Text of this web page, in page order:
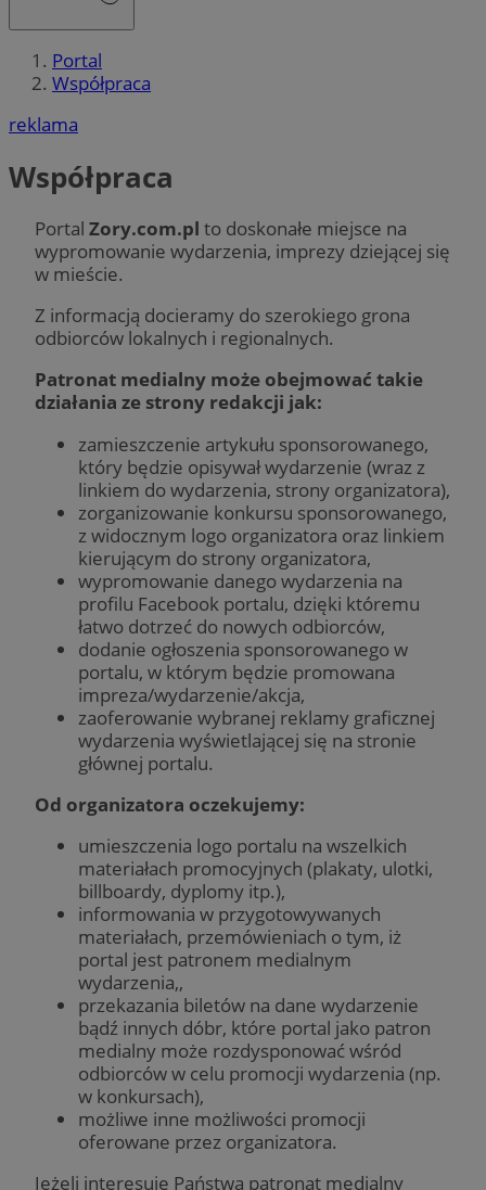
Portal
Współpraca
reklama
Współpraca
Portal Zory.com.pl to doskonałe miejsce na
wypromowanie wydarzenia, imprezy dziejącej się
w mieście.
Z informacją docieramy do szerokiego grona
odbiorców lokalnych i regionalnych.
Patronat medialny może obejmować takie
działania ze strony redakcji jak:
zamieszczenie artykułu sponsorowanego,
który będzie opisywał wydarzenie (wraz z
linkiem do wydarzenia, strony organizatora),
zorganizowanie konkursu sponsorowanego,
z widocznym logo organizatora oraz linkiem
kierującym do strony organizatora,
wypromowanie danego wydarzenia na
profilu Facebook portalu, dzięki któremu
łatwo dotrzeć do nowych odbiorców,
dodanie ogłoszenia sponsorowanego w
portalu, w którym będzie promowana
impreza/wydarzenie/akcja,
zaoferowanie wybranej reklamy graficznej
wydarzenia wyświetlającej się na stronie
głównej portalu.
Od organizatora oczekujemy:
umieszczenia logo portalu na wszelkich
materiałach promocyjnych (plakaty, ulotki,
billboardy, dyplomy itp.),
informowania w przygotowywanych
materiałach, przemówieniach o tym, iż
portal jest patronem medialnym
wydarzenia,,
przekazania biletów na dane wydarzenie
bądź innych dóbr, które portal jako patron
medialny może rozdysponować wśród
odbiorców w celu promocji wydarzenia (np.
w konkursach),
możliwe inne możliwości promocji
oferowane przez organizatora.
Jeżeli interesuje Państwa patronat medialny